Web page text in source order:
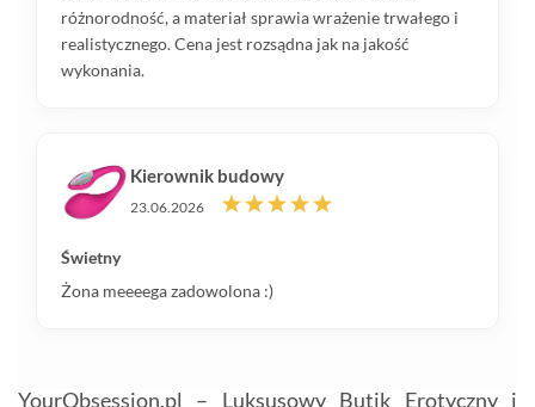
różnorodność, a materiał sprawia wrażenie trwałego i
realistycznego. Cena jest rozsądna jak na jakość
wykonania.
Kierownik budowy
23.06.2026
Świetny
Żona meeeega zadowolona :)
YourObsession.pl – Luksusowy Butik Erotyczny i